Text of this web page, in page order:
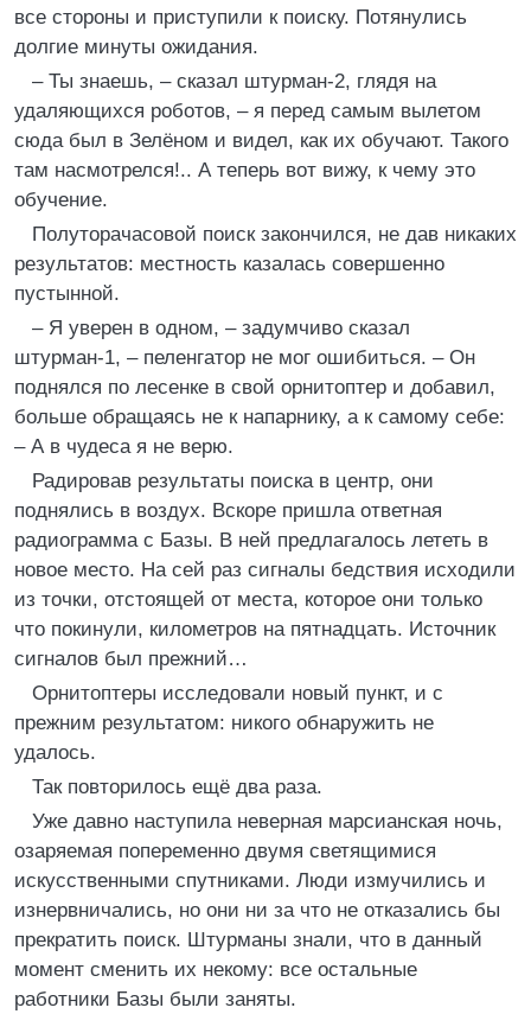
все стороны и приступили к поиску. Потянулись
долгие минуты ожидания.
– Ты знаешь, – сказал штурман-2, глядя на
удаляющихся роботов, – я перед самым вылетом
сюда был в Зелёном и видел, как их обучают. Такого
там насмотрелся!.. А теперь вот вижу, к чему это
обучение.
Полуторачасовой поиск закончился, не дав никаких
результатов: местность казалась совершенно
пустынной.
– Я уверен в одном, – задумчиво сказал
штурман-1, – пеленгатор не мог ошибиться. – Он
поднялся по лесенке в свой орнитоптер и добавил,
больше обращаясь не к напарнику, а к самому себе:
– А в чудеса я не верю.
Радировав результаты поиска в центр, они
поднялись в воздух. Вскоре пришла ответная
радиограмма с Базы. В ней предлагалось лететь в
новое место. На сей раз сигналы бедствия исходили
из точки, отстоящей от места, которое они только
что покинули, километров на пятнадцать. Источник
сигналов был прежний…
Орнитоптеры исследовали новый пункт, и с
прежним результатом: никого обнаружить не
удалось.
Так повторилось ещё два раза.
Уже давно наступила неверная марсианская ночь,
озаряемая попеременно двумя светящимися
искусственными спутниками. Люди измучились и
изнервничались, но они ни за что не отказались бы
прекратить поиск. Штурманы знали, что в данный
момент сменить их некому: все остальные
работники Базы были заняты.